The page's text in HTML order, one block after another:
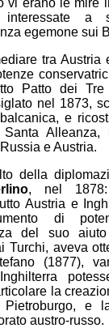
interessate a
egemone sui
tra Austria
Patto dei Tre
nel 1873,
e
e Austria.
della
, nel
Austria e
di
del suo
Turchi, aveva
(1877),
la
e
austro-russo.